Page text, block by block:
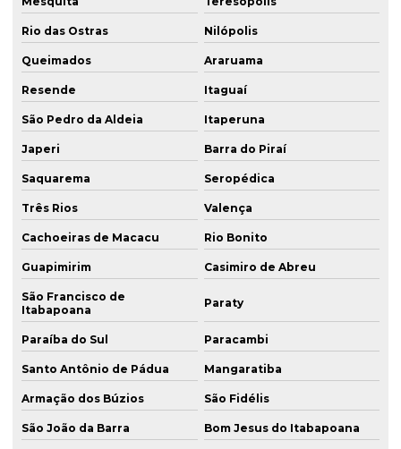
Rio das Ostras Nilópolis
Queimados Araruama
Resende Itaguaí
São Pedro da Aldeia Itaperuna
Japeri Barra do Piraí
Saquarema Seropédica
Três Rios Valença
Cachoeiras de Macacu Rio Bonito
Guapimirim Casimiro de Abreu
São Francisco de
Itabapoana
Paraty
Paraíba do Sul Paracambi
Santo Antônio de Pádua Mangaratiba
Armação dos Búzios São Fidélis
São João da Barra Bom Jesus do Itabapoana